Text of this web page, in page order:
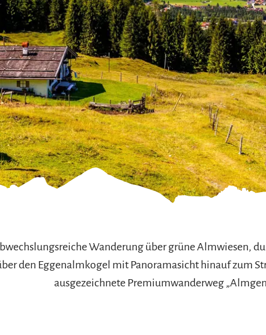
&
Barrierefreiheit im
Chiemgau
Chiemgau G'schichten
Wanderung über grüne Almwiesen,
den Eggenalmkogel mit Panoramasicht hinauf zum
ausgezeichnete Premiumwanderweg